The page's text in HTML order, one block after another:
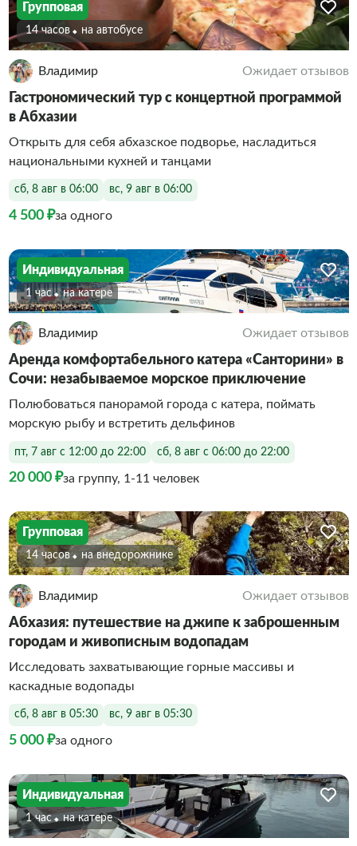
Групповая
14 часов На автобусе
Владимир Ожидает отзывов
Гастрономический тур с концертной программой
в Абхазии
Открыть для себя абхазское подворье, насладиться
национальными кухней и танцами
сб, 8 авг в 06:00 вс, 9 авг в 06:00
4 500 ₽за одного
Индивидуальная
1 час На катере
Владимир Ожидает отзывов
Аренда комфортабельного катера «Санторини» в
Сочи: незабываемое морское приключение
Полюбоваться панорамой города с катера, поймать
морскую рыбу и встретить дельфинов
пт, 7 авг с 12:00 до 22:00 сб, 8 авг с 06:00 до 22:00
20 000 ₽за группу, 1-11 человек
Групповая
14 часов На внедорожнике
Владимир Ожидает отзывов
Абхазия: путешествие на джипе к заброшенным
городам и живописным водопадам
Исследовать захватывающие горные массивы и
каскадные водопады
сб, 8 авг в 05:30 вс, 9 авг в 05:30
5 000 ₽за одного
Индивидуальная
1 час На катере